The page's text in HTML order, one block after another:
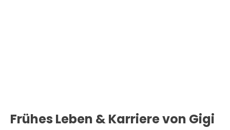
Frühes Leben & Karriere von Gigi